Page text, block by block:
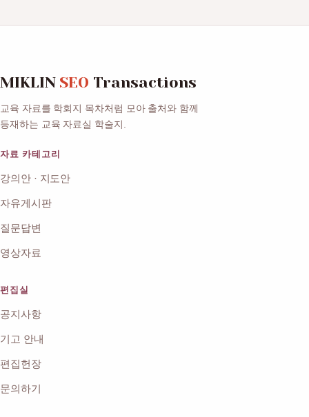
MIKLIN SEO Transactions
교육 자료를 학회지 목차처럼 모아 출처와 함께
등재하는 교육 자료실 학술지.
자료 카테고리
강의안 · 지도안
자유게시판
질문답변
영상자료
편집실
공지사항
기고 안내
편집헌장
문의하기